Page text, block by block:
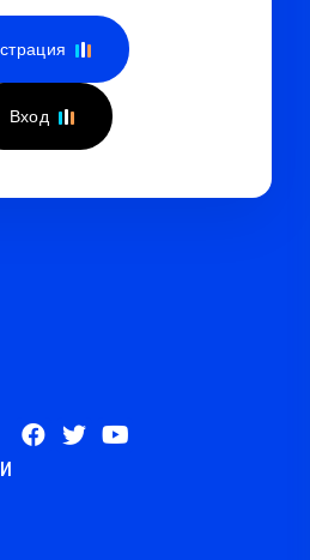
Вход